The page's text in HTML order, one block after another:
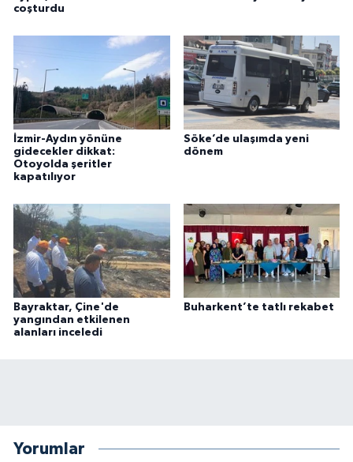
coşturdu
İzmir-Aydın yönüne
gidecekler dikkat:
Otoyolda şeritler
kapatılıyor
Söke’de ulaşımda yeni
dönem
Bayraktar, Çine'de
yangından etkilenen
alanları inceledi
Buharkent’te tatlı rekabet
Yorumlar